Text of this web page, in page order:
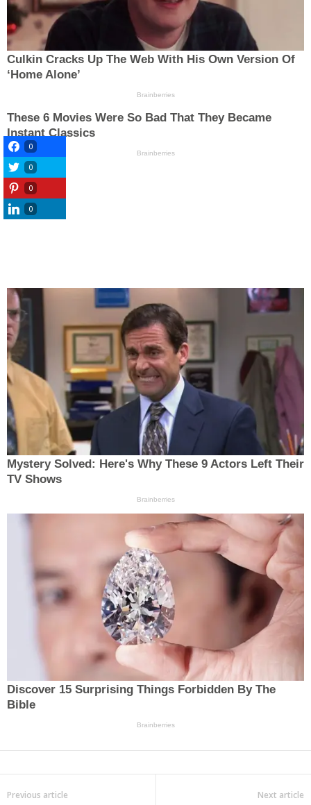
Previous article Next article
0
0
0
0